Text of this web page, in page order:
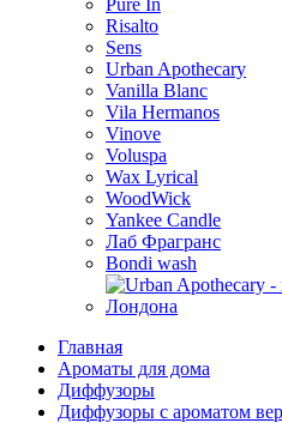
Pure In
Risalto
Sens
Urban Apothecary
Vanilla Blanc
Vila Hermanos
Vinove
Voluspa
Wax Lyrical
WoodWick
Yankee Candle
Лаб Фрагранс
Bondi wash
Главная
Ароматы для дома
Диффузоры
Диффузоры с ароматом